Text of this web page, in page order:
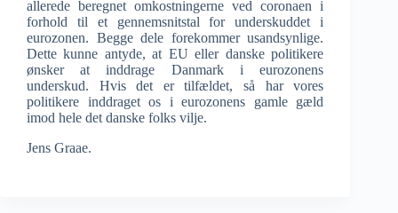
allerede beregnet omkostningerne ved coronaen i
forhold til et gennemsnitstal for underskuddet i
eurozonen. Begge dele forekommer usandsynlige.
Dette kunne antyde, at EU eller danske politikere
ønsker at inddrage Danmark i eurozonens
underskud. Hvis det er tilfældet, så har vores
politikere inddraget os i eurozonens gamle gæld
imod hele det danske folks vilje.
Jens Graae.